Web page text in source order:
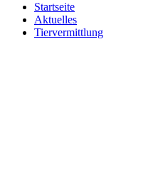
Startseite
Aktuelles
Tiervermittlung